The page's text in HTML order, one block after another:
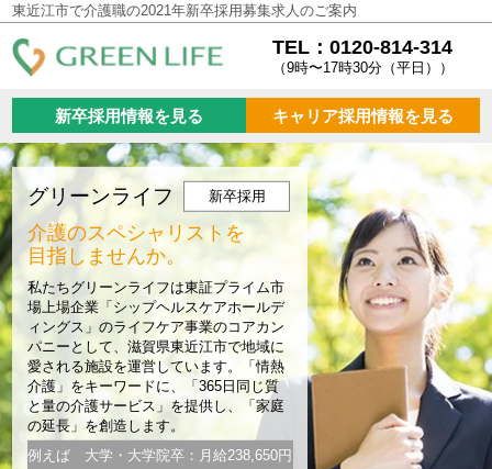
東近江市で介護職の2021年新卒採用募集求人のご案内
TEL：0120-814-314
（9時〜17時30分（平日））
新卒採用情報を見る キャリア採用情報を見る
グリーンライフ 新卒採用
介護のスペシャリストを
目指しませんか。
私たちグリーンライフは東証プライム市
場上場企業「シップヘルスケアホールデ
ィングス」のライフケア事業のコアカン
パニーとして、滋賀県東近江市で地域に
愛される施設を運営しています。「情熱
介護」をキーワードに、「365日同じ質
と量の介護サービス」を提供し、「家庭
の延長」を創造します。
例えば 大学・大学院卒：月給238,650円